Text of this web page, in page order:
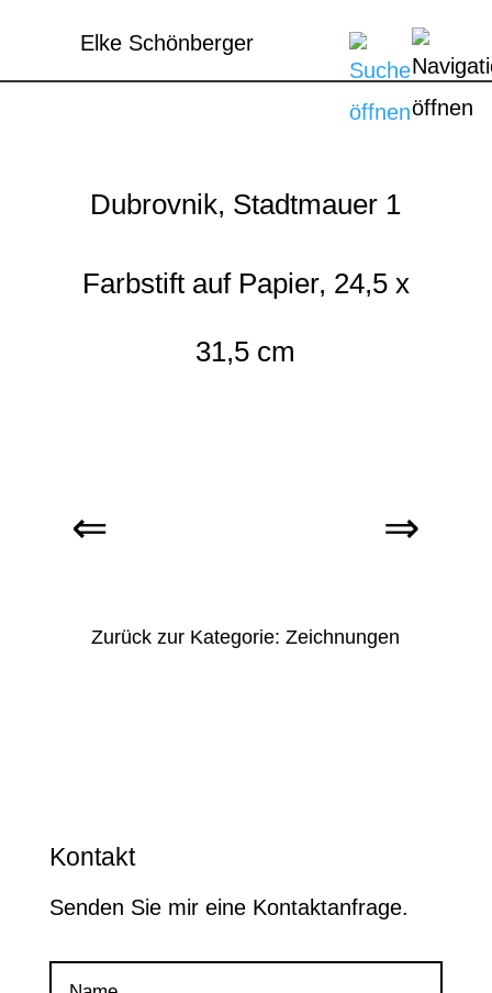
Elke Schönberger
Dubrovnik, Stadtmauer 1
Farbstift auf Papier, 24,5 x
31,5 cm
Zurück zur Kategorie: Zeichnungen
Kontakt
Senden Sie mir eine Kontaktanfrage.